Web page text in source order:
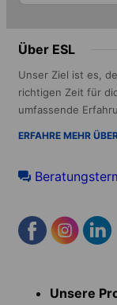
Über ESL
Unser Ziel ist es,
richtigen Zeit für
umfassende
ERFAHRE MEHR
menu Unsere